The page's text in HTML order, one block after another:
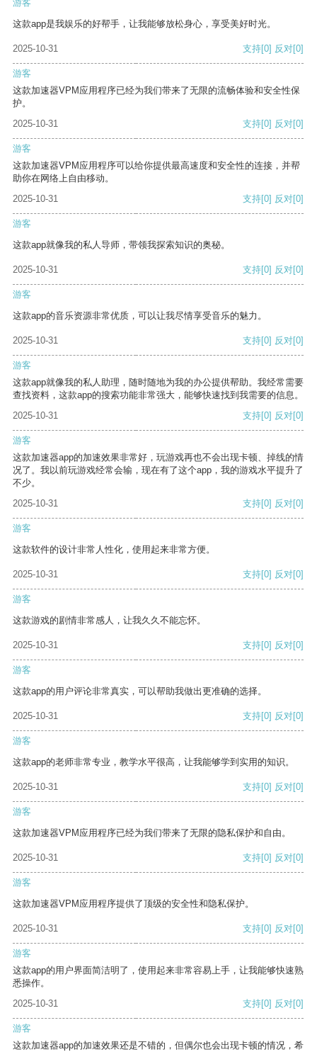
游客
这款app是我娱乐的好帮手，让我能够放松身心，享受美好时光。
2025-10-31 支持[0] 反对[0]
游客
这款加速器VPM应用程序已经为我们带来了无限的流畅体验和安全性保
护。
2025-10-31
支持[0] 反对[0]
游客
这款加速器VPM应用程序可以给你提供最高速度和安全性的连接，并帮
助你在网络上自由移动。
2025-10-31
支持[0] 反对[0]
游客
这款app就像我的私人导师，带领我探索知识的奥秘。
2025-10-31 支持[0] 反对[0]
游客
这款app的音乐资源非常优质，可以让我尽情享受音乐的魅力。
2025-10-31 支持[0] 反对[0]
游客
这款app就像我的私人助理，随时随地为我的办公提供帮助。我经常需要
查找资料，这款app的搜索功能非常强大，能够快速找到我需要的信息。
2025-10-31
支持[0] 反对[0]
游客
这款加速器app的加速效果非常好，玩游戏再也不会出现卡顿、掉线的情
况了。我以前玩游戏经常会输，现在有了这个app，我的游戏水平提升了
不少。
2025-10-31
支持[0] 反对[0]
游客
这款软件的设计非常人性化，使用起来非常方便。
2025-10-31 支持[0] 反对[0]
游客
这款游戏的剧情非常感人，让我久久不能忘怀。
2025-10-31 支持[0] 反对[0]
游客
这款app的用户评论非常真实，可以帮助我做出更准确的选择。
2025-10-31 支持[0] 反对[0]
游客
这款app的老师非常专业，教学水平很高，让我能够学到实用的知识。
2025-10-31 支持[0] 反对[0]
游客
这款加速器VPM应用程序已经为我们带来了无限的隐私保护和自由。
2025-10-31 支持[0] 反对[0]
游客
这款加速器VPM应用程序提供了顶级的安全性和隐私保护。
2025-10-31 支持[0] 反对[0]
游客
这款app的用户界面简洁明了，使用起来非常容易上手，让我能够快速熟
悉操作。
2025-10-31
支持[0] 反对[0]
游客
这款加速器app的加速效果还是不错的，但偶尔也会出现卡顿的情况，希